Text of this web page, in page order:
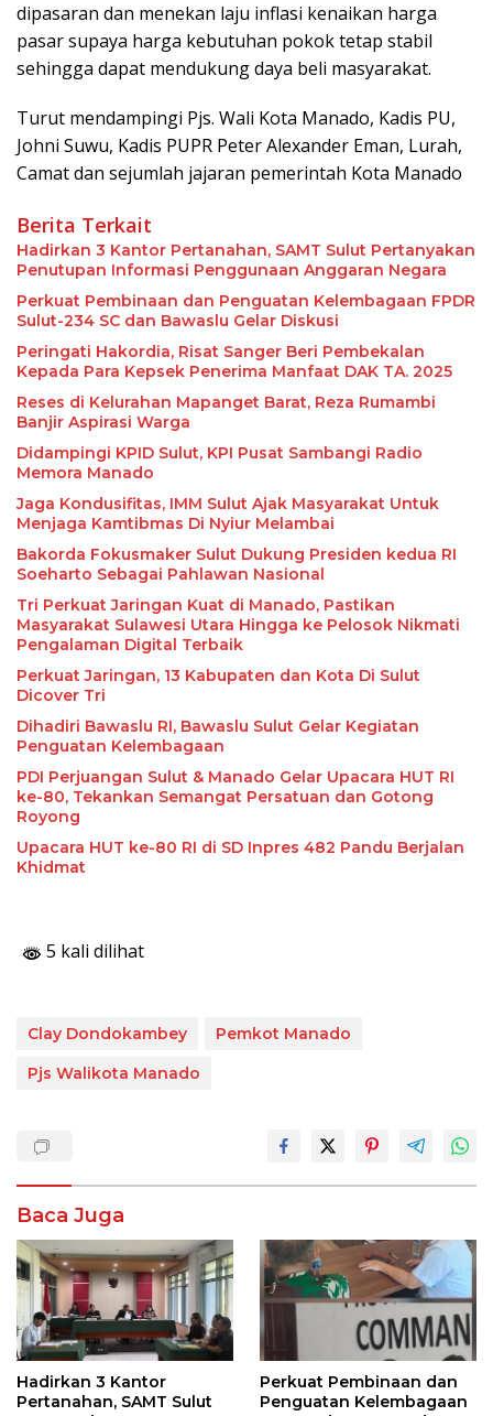
dipasaran dan menekan laju inflasi kenaikan harga
pasar supaya harga kebutuhan pokok tetap stabil
sehingga dapat mendukung daya beli masyarakat.
Turut mendampingi Pjs. Wali Kota Manado, Kadis PU,
Johni Suwu, Kadis PUPR Peter Alexander Eman, Lurah,
Camat dan sejumlah jajaran pemerintah Kota Manado
Berita Terkait
Hadirkan 3 Kantor Pertanahan, SAMT Sulut Pertanyakan
Penutupan Informasi Penggunaan Anggaran Negara
Perkuat Pembinaan dan Penguatan Kelembagaan FPDR
Sulut-234 SC dan Bawaslu Gelar Diskusi
Peringati Hakordia, Risat Sanger Beri Pembekalan
Kepada Para Kepsek Penerima Manfaat DAK TA. 2025
Reses di Kelurahan Mapanget Barat, Reza Rumambi
Banjir Aspirasi Warga
Didampingi KPID Sulut, KPI Pusat Sambangi Radio
Memora Manado
Jaga Kondusifitas, IMM Sulut Ajak Masyarakat Untuk
Menjaga Kamtibmas Di Nyiur Melambai
Bakorda Fokusmaker Sulut Dukung Presiden kedua RI
Soeharto Sebagai Pahlawan Nasional
Tri Perkuat Jaringan Kuat di Manado, Pastikan
Masyarakat Sulawesi Utara Hingga ke Pelosok Nikmati
Pengalaman Digital Terbaik
Perkuat Jaringan, 13 Kabupaten dan Kota Di Sulut
Dicover Tri
Dihadiri Bawaslu RI, Bawaslu Sulut Gelar Kegiatan
Penguatan Kelembagaan
PDI Perjuangan Sulut & Manado Gelar Upacara HUT RI
ke-80, Tekankan Semangat Persatuan dan Gotong
Royong
Upacara HUT ke-80 RI di SD Inpres 482 Pandu Berjalan
Khidmat
5 kali dilihat
Clay Dondokambey
Pemkot Manado
Pjs Walikota Manado
Baca Juga
Hadirkan 3 Kantor
Pertanahan, SAMT Sulut
Perkuat Pembinaan dan
Penguatan Kelembagaan